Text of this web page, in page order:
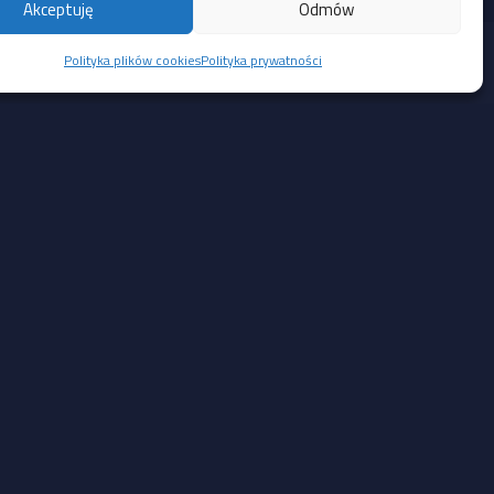
Akceptuję Odmów
Polityka plików cookiesPolityka prywatności